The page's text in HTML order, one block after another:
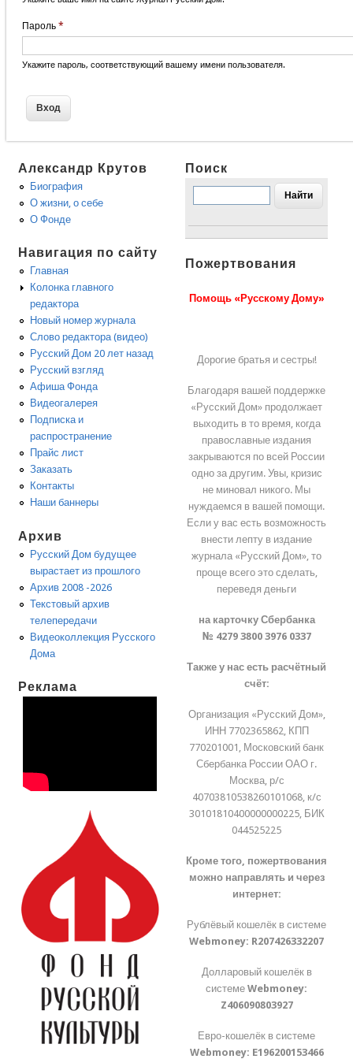
Пароль *
Укажите пароль, соответствующий вашему имени пользователя.
Александр Крутов
Биография
О жизни, о себе
О Фонде
Навигация по сайту
Главная
Колонка главного
редактора
Новый номер журнала
Слово редактора (видео)
Русский Дом 20 лет назад
Русский взгляд
Афиша Фонда
Видеогалерея
Подписка и
распространение
Прайс лист
Заказать
Контакты
Наши баннеры
Архив
Русский Дом будущее
вырастает из прошлого
Архив 2008 -2026
Текстовый архив
телепередачи
Видеоколлекция Русского
Дома
Реклама
Поиск
Пожертвования
Помощь «Русскому Дому»
Дорогие братья и сестры!
Благодаря вашей поддержке
«Русский Дом» продолжает
выходить в то время, когда
православные издания
закрываются по всей России
одно за другим. Увы, кризис
не миновал никого. Мы
нуждаемся в вашей помощи.
Если у вас есть возможность
внести лепту в издание
журнала «Русский Дом», то
проще всего это сделать,
переведя деньги
на карточку Сбербанка
№ 4279 3800 3976 0337
Также у нас есть расчётный
счёт:
Организация «Русский Дом»,
ИНН 7702365862, КПП
770201001, Московский банк
Сбербанка России ОАО г.
Москва, р/с
40703810538260101068, к/с
30101810400000000225, БИК
044525225
Кроме того, пожертвования
можно направлять и через
интернет:
Рублёвый кошелёк в системе
Webmoney: R207426332207
Долларовый кошелёк в
системеWebmoney:
Z406090803927
Евро-кошелёк в системе
Webmoney: E196200153466